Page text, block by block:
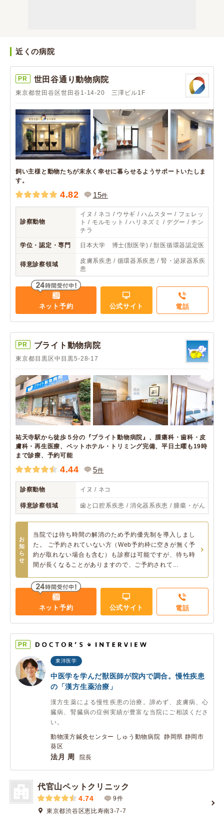
近くの病院
PR 世田谷通り動物病院
東京都世田谷区世田谷1-14-20 三澤ビル1F
飼い主様と動物たちが末永く幸せに暮らせるようサポートいたしま
す。
4.82 15件
診察動物
イヌ / ネコ / ウサギ / ハムスター / フェレッ
ト / モルモット / ハリネズミ / デグー / チン
チラ
学位・認定・専門 日本大学 博士(獣医学) / 獣医循環器認定医
得意診察領域
皮膚系疾患 / 循環器系疾患 / 腎・泌尿器系疾
患
ネット予約 公式サイト 電話
PR ブライト動物病院
東京都目黒区中目黒5-28-17
祐天寺駅から徒歩５分の『ブライト動物病院』、腫瘍科・歯科・皮
膚科・再生医療、ペットホテル・トリミング完備、平日土曜も19時
まで診療、予約可能
4.44 5件
診察動物 イヌ / ネコ
得意診察領域 歯と口腔系疾患 / 消化器系疾患 / 腫瘍・がん
お
知
ら
せ
当院では待ち時間の解消のため予約優先制を導入しまし
た。 ご予約されていない方（Web予約枠に空きが無く予
約が取れない場合も含む）も診察は可能ですが、待ち時
間が長くなることがありますので、ご予約されて...
ネット予約 公式サイト 電話
PR
東洋医学
中医学を学んだ獣医師が院内で調合。慢性疾患
の「漢方生薬治療」
漢方生薬による慢性疾患の治療。諦めず、皮膚病、心
臓病、腎臓病の症例実績が豊富な当院にご相談くださ
い。
動物漢方鍼灸センター しゅう動物病院 静岡県 静岡市
葵区
法月 周 院長
代官山ペットクリニック
4.74
9件
東京都渋谷区恵比寿南3-7-7